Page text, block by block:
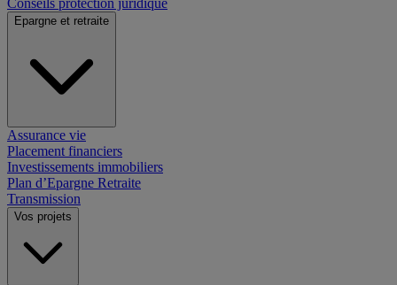
Conseils protection juridique
Epargne et retraite
Assurance vie
Placement financiers
Investissements immobiliers
Plan d’Epargne Retraite
Transmission
Vos projets